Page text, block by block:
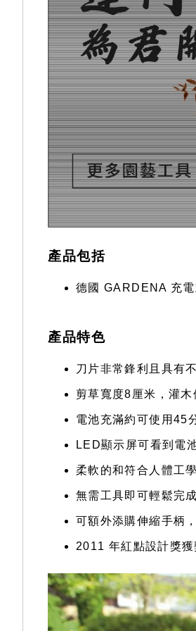
產品包括
德國 GARDENA 充
產品特色
刀片非常鋒利且具有
剪草寬度8厘米，灌
電池充滿約可使用45
LED顯示屏可看到電
柔軟的和符合人體工
無需工具即可輕鬆完
可額外添購伸縮手柄
2011 年紅點設計獎獲